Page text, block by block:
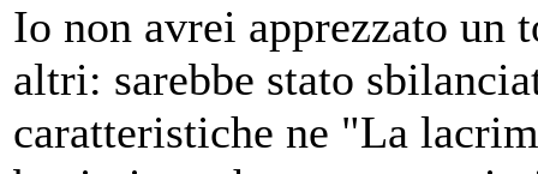
Io non avrei apprezzato un
altri: sarebbe stato
caratteristiche ne "La